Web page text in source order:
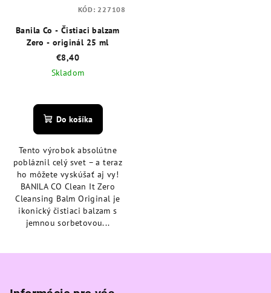
Banila Co - Čistiaci balzam
Zero - originál 25 ml
€8,40
Skladom
hodnotenie
produktu
z
5
hviezdičiek.
Do košíka
Tento výrobok absolútne
pobláznil celý svet – a teraz
ho môžete vyskúšať aj vy!
BANILA CO Clean It Zero
Cleansing Balm Original je
ikonický čistiaci balzam s
jemnou sorbetovou...
KÓD: 227108